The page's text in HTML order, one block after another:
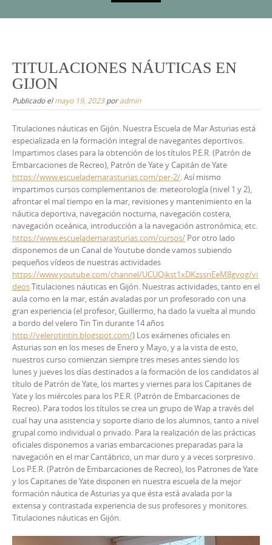
TITULACIONES NÁUTICAS EN
GIJON
Publicado elmayo 19, 2023poradmin
Titulaciones náuticas en Gijón. Nuestra Escuela de Mar Asturias está
especializada en la formación integral de navegantes deportivos.
Impartimos clases para la obtención de los títulos P.E.R. (Patrón de
Embarcaciones de Recreo), Patrón de Yate y Capitán de Yate
https://www.escuelademarasturias.com/per-2/. Así mismo
impartimos cursos complementarios de: meteorología (nivel 1 y 2),
afrontar el mal tiempo en la mar, revisiones y mantenimiento en la
náutica deportiva, navegación nocturna, navegación costera,
navegación oceánica, introducción a la navegación astronómica, etc.
https://www.escuelademarasturias.com/cursos/ Por otro lado
disponemos de un Canal de Youtube donde vamos subiendo
pequeños vídeos de nuestras actividades
https://www.youtube.com/channel/UCUQikst1xDKzssnEeM8gvog/vi
deosTitulaciones náuticas en Gijón. Nuestras actividades, tanto en el
aula como en la mar, están avaladas por un profesorado con una
gran experiencia (el profesor, Guillermo, ha dado la vuelta al mundo
a bordo del velero Tin Tin durante 14 años
http://velerotintin.blogspot.com/) Los exámenes oficiales en
Asturias son en los meses de Enero y Mayo, y a la vista de esto,
nuestros curso comienzan siempre tres meses antes siendo los
lunes y jueves los días destinados a la formación de los candidatos al
título de Patrón de Yate, los martes y viernes para los Capitanes de
Yate y los miércoles para los P.E.R. (Patrón de Embarcaciones de
Recreo). Para todos los títulos se crea un grupo de Wap a través del
cual hay una asistencia y soporte diario de los alumnos, tanto a nivel
grupal como individual o privado. Para la realización de las prácticas
oficiales disponemos a varias embarcaciones preparadas para la
navegación en el mar Cantábrico, un mar duro y a veces sorpresivo.
Los P.E.R. (Patrón de Embarcaciones de Recreo), los Patrones de Yate
y los Capitanes de Yate disponen en nuestra escuela de la mejor
formación náutica de Asturias ya que ésta está avalada por la
extensa y contrastada experiencia de sus profesores y monitores.
Titulaciones náuticas en Gijón.